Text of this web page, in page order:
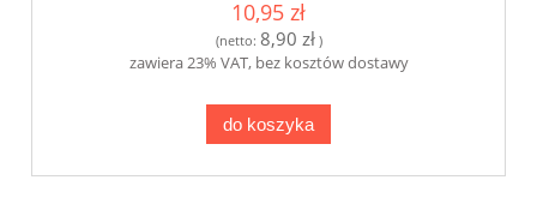
10,95 zł
(netto: 8,90 zł)
zawiera 23% VAT, bez kosztów dostawy
do koszyka